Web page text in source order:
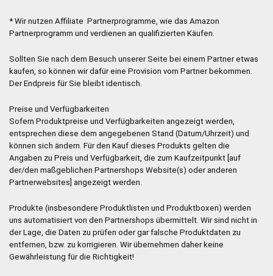
* Wir nutzen Affiliate Partnerprogramme, wie das Amazon
Partnerprogramm und verdienen an qualifizierten Käufen.
Sollten Sie nach dem Besuch unserer Seite bei einem Partner etwas
kaufen, so können wir dafür eine Provision vom Partner bekommen.
Der Endpreis für Sie bleibt identisch.
Preise und Verfügbarkeiten
Sofern Produktpreise und Verfügbarkeiten angezeigt werden,
entsprechen diese dem angegebenen Stand (Datum/Uhrzeit) und
können sich ändern. Für den Kauf dieses Produkts gelten die
Angaben zu Preis und Verfügbarkeit, die zum Kaufzeitpunkt [auf
der/den maßgeblichen Partnershops Website(s) oder anderen
Partnerwebsites] angezeigt werden.
Produkte (insbesondere Produktlisten und Produktboxen) werden
uns automatisiert von den Partnershops übermittelt. Wir sind nicht in
der Lage, die Daten zu prüfen oder gar falsche Produktdaten zu
entfernen, bzw. zu korrigieren. Wir übernehmen daher keine
Gewährleistung für die Richtigkeit!